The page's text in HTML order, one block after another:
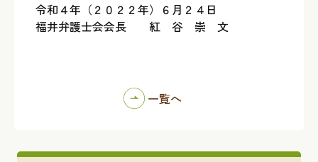
令和４年（２０２２年）６月２４日
福井弁護士会会長 紅 谷 崇 文
一覧へ